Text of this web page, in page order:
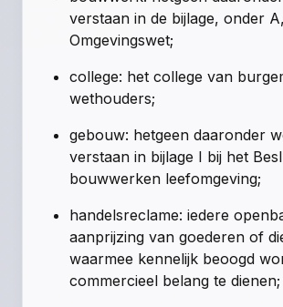
verstaan in de bijlage, onder
Omgevingswet;
college: het college van
wethouders;
gebouw: hetgeen daaronder
verstaan in bijlage I bij het
bouwwerken leefomgeving;
handelsreclame: iedere
aanprijzing van goederen of
waarmee kennelijk beoogd
commercieel belang te dienen;